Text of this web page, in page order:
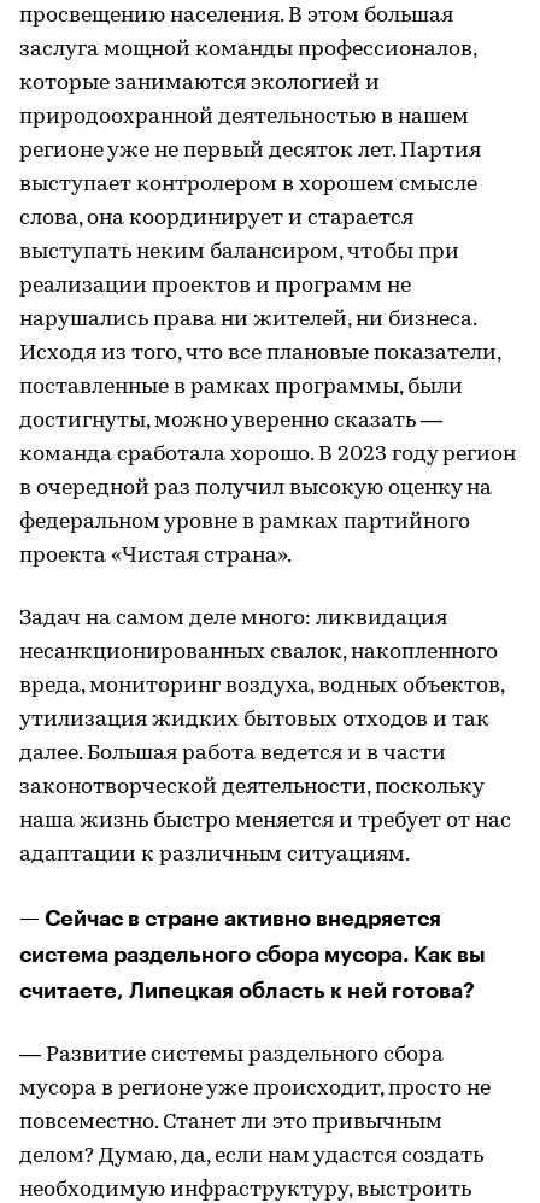
просвещению населения. В этом большая
заслуга мощной команды профессионалов,
которые занимаются экологией и
природоохранной деятельностью в нашем
регионе уже не первый десяток лет. Партия
выступает контролером в хорошем смысле
слова, она координирует и старается
выступать неким балансиром, чтобы при
реализации проектов и программ не
нарушались права ни жителей, ни бизнеса.
Исходя из того, что все плановые показатели,
поставленные в рамках программы, были
достигнуты, можно уверенно сказать —
команда сработала хорошо. В 2023 году регион
в очередной раз получил высокую оценку на
федеральном уровне в рамках партийного
проекта «Чистая страна».
Задач на самом деле много: ликвидация
несанкционированных свалок, накопленного
вреда, мониторинг воздуха, водных объектов,
утилизация жидких бытовых отходов и так
далее. Большая работа ведется и в части
законотворческой деятельности, поскольку
наша жизнь быстро меняется и требует от нас
адаптации к различным ситуациям.
— Сейчас в стране активно внедряется
система раздельного сбора мусора. Как вы
считаете, Липецкая область к ней готова?
— Развитие системы раздельного сбора
мусора в регионе уже происходит, просто не
повсеместно. Станет ли это привычным
делом? Думаю, да, если нам удастся создать
необходимую инфраструктуру, выстроить